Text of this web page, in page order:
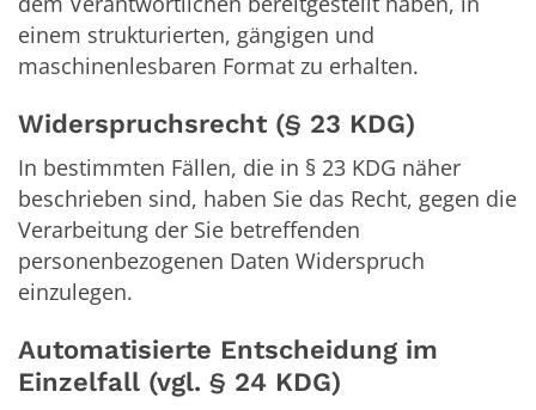
einem strukturierten, gängigen und
maschinenlesbaren Format zu erhalten.
Widerspruchsrecht (§ 23 KDG)
In bestimmten Fällen, die in § 23 KDG näher
beschrieben sind, haben Sie das Recht, gegen die
Verarbeitung der Sie betreffenden
personenbezogenen Daten Widerspruch
einzulegen.
Automatisierte Entscheidung im
Einzelfall (vgl. § 24 KDG)